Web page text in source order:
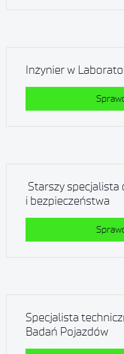
Inżynier w
Starszy specjalista
i bezpieczeństwa
Specjalista
Badań Pojazdów